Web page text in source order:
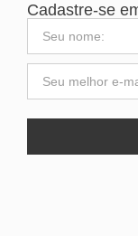
Cadastre-se